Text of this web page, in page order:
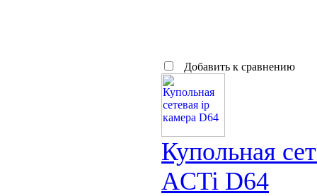
Добавить к сравнению
Купольная
ACTi D64